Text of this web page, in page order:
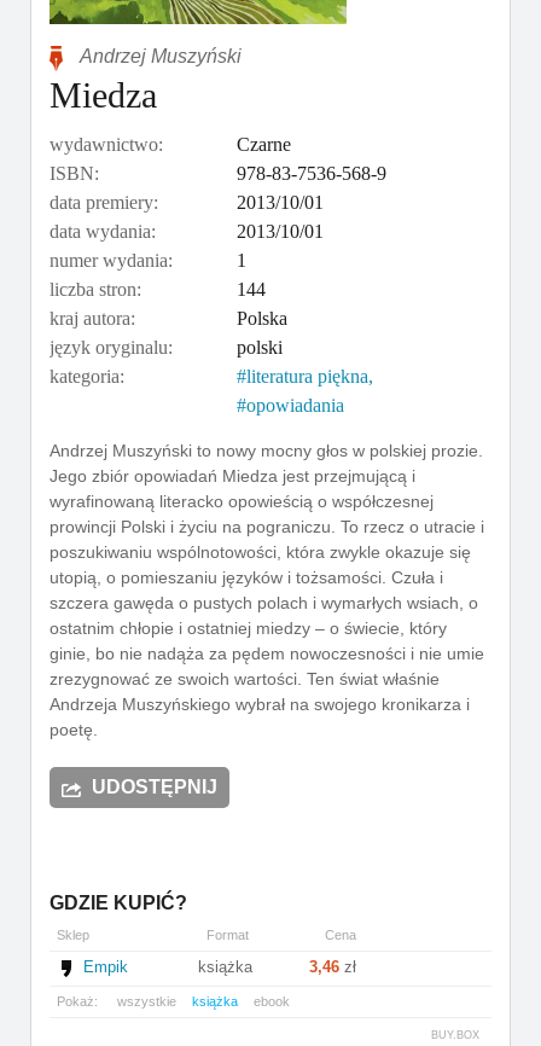
Andrzej Muszyński
Miedza
wydawnictwo:
Czarne
ISBN:
978-83-7536-568-9
data premiery:
2013/10/01
data wydania:
2013/10/01
numer wydania:
1
liczba stron:
144
kraj autora:
Polska
język oryginalu:
polski
kategoria:
literatura piękna
opowiadania
Andrzej Muszyński to nowy mocny głos w polskiej prozie.
Jego zbiór opowiadań Miedza jest przejmującą i
wyrafinowaną literacko opowieścią o współczesnej
prowincji Polski i życiu na pograniczu. To rzecz o utracie i
poszukiwaniu wspólnotowości, która zwykle okazuje się
utopią, o pomieszaniu języków i tożsamości. Czuła i
szczera gawęda o pustych polach i wymarłych wsiach, o
ostatnim chłopie i ostatniej miedzy – o świecie, który
ginie, bo nie nadąża za pędem nowoczesności i nie umie
zrezygnować ze swoich wartości. Ten świat właśnie
Andrzeja Muszyńskiego wybrał na swojego kronikarza i
poetę.
UDOSTĘPNIJ
GDZIE KUPIĆ?
Sklep Format Cena
Empik książka 3,46zł
Pokaż: wszystkie książka ebook
BUY.BOX